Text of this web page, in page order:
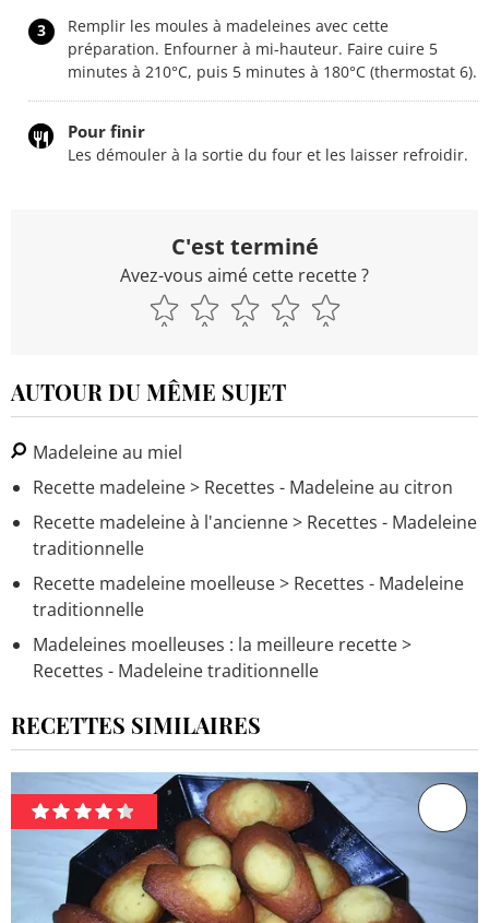
3
Remplir les moules à madeleines avec cette
préparation. Enfourner à mi-hauteur. Faire cuire 5
minutes à 210°C, puis 5 minutes à 180°C (thermostat 6).
Pour finir
Les démouler à la sortie du four et les laisser refroidir.
C'est terminé
Avez-vous aimé cette recette ?
AUTOUR DU MÊME SUJET
Madeleine au miel
Recette madeleine> Recettes - Madeleine au citron
Recette madeleine à l'ancienne> Recettes - Madeleine
traditionnelle
Recette madeleine moelleuse> Recettes - Madeleine
traditionnelle
Madeleines moelleuses : la meilleure recette>
Recettes - Madeleine traditionnelle
RECETTES SIMILAIRES